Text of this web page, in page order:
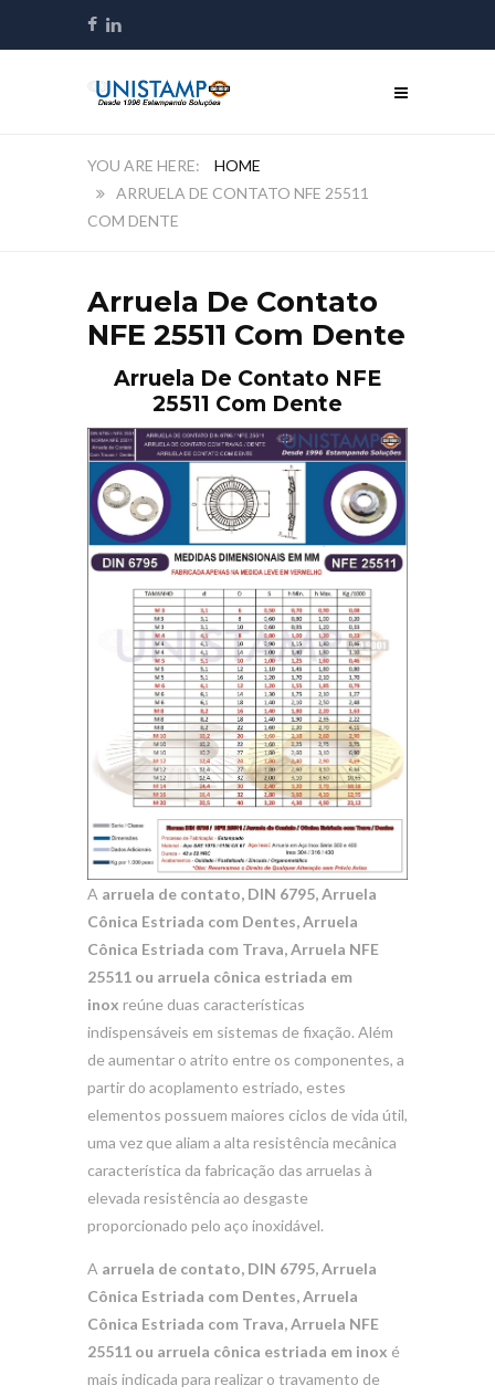
HOME
ARRUELA DE CONTATO NFE 25511
COM DENTE
Arruela De Contato
NFE 25511 Com Dente
Arruela De Contato NFE
25511 Com Dente
A arruela de contato, DIN 6795, Arruela
Cônica Estriada com Dentes, Arruela
Cônica Estriada com Trava, Arruela NFE
25511 ou arruela cônica estriada em
inox reúne duas características
indispensáveis em sistemas de fixação. Além
de aumentar o atrito entre os componentes, a
partir do acoplamento estriado, estes
elementos possuem maiores ciclos de vida útil,
uma vez que aliam a alta resistência mecânica
característica da fabricação das arruelas à
elevada resistência ao desgaste
proporcionado pelo aço inoxidável.
A arruela de contato, DIN 6795, Arruela
Cônica Estriada com Dentes, Arruela
Cônica Estriada com Trava, Arruela NFE
25511 ou arruela cônica estriada em inox é
mais indicada para realizar o travamento de